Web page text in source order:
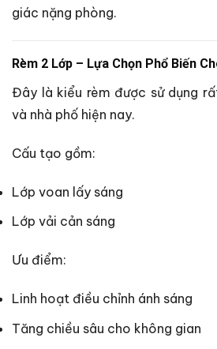
giác nặng phòng.
Rèm 2 Lớp – Lựa Chọn Phổ Biến
Đây là kiểu rèm được sử dụng
và nhà phố hiện nay.
Cấu tạo gồm:
Lớp voan lấy sáng
Lớp vải cản sáng
Ưu điểm:
Linh hoạt điều chỉnh ánh sáng
Tăng chiều sâu cho không gian